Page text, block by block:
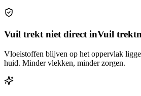
Vuil trekt niet direct inVuil trekt
Vloeistoffen blijven op het oppervlak
huid. Minder vlekken, minder zorgen.